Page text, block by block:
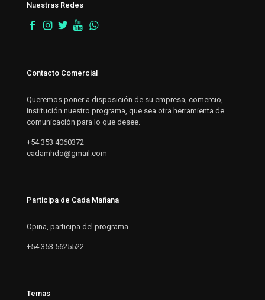
Nuestras Redes
Contacto Comercial
Queremos poner a disposición de su empresa, comercio,
institución nuestro programa, que sea otra herramienta de
comunicación para lo que desee.
+54 353 4060372
cadamhdo@gmail.com
Participa de Cada Mañana
Opina, participa del programa.
+54 353 5625522
Temas